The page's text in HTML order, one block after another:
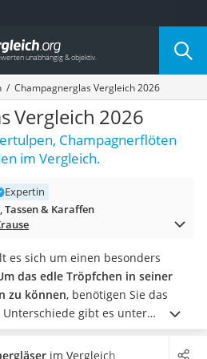
Kategorie
Champagnerglas Vergleich 2026
Vergleich 2026
Champagnerflöten
im Vergleich.
Expertin
Tassen & Karaffen
es sich um einen besonders
das edle Tröpfchen in seiner
zu können, benötigen Sie das
gibt es unter
Kunststoff und einfaches
laut Online-Tests besonders
im Vergleich